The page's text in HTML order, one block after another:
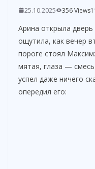
25.10.2025 356 Views
Арина открыла
ощутила, как вечер
пороге стоял
мятая, глаза —
успел даже ничего
опередил его: